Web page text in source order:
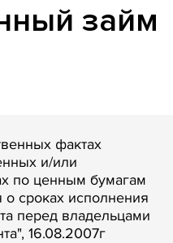
займ
фактах
и/или
по ценным бумагам
о сроках исполнения
перед владельцами
16.08.2007г